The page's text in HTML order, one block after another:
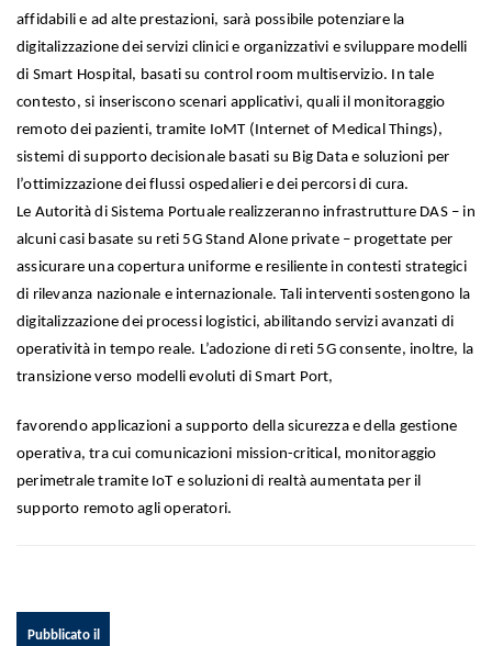
affidabili e ad alte prestazioni, sarà possibile potenziare la
digitalizzazione dei servizi clinici e organizzativi e sviluppare modelli
di Smart Hospital, basati su control room multiservizio. In tale
contesto, si inseriscono scenari applicativi, quali il monitoraggio
remoto dei pazienti, tramite IoMT (Internet of Medical Things),
sistemi di supporto decisionale basati su Big Data e soluzioni per
l’ottimizzazione dei flussi ospedalieri e dei percorsi di cura.
Le Autorità di Sistema Portuale realizzeranno infrastrutture DAS – in
alcuni casi basate su reti 5G Stand Alone private – progettate per
assicurare una copertura uniforme e resiliente in contesti strategici
di rilevanza nazionale e internazionale. Tali interventi sostengono la
digitalizzazione dei processi logistici, abilitando servizi avanzati di
operatività in tempo reale. L’adozione di reti 5G consente, inoltre, la
transizione verso modelli evoluti di Smart Port,
favorendo applicazioni a supporto della sicurezza e della gestione
operativa, tra cui comunicazioni mission-critical, monitoraggio
perimetrale tramite IoT e soluzioni di realtà aumentata per il
supporto remoto agli operatori.
Pubblicato il